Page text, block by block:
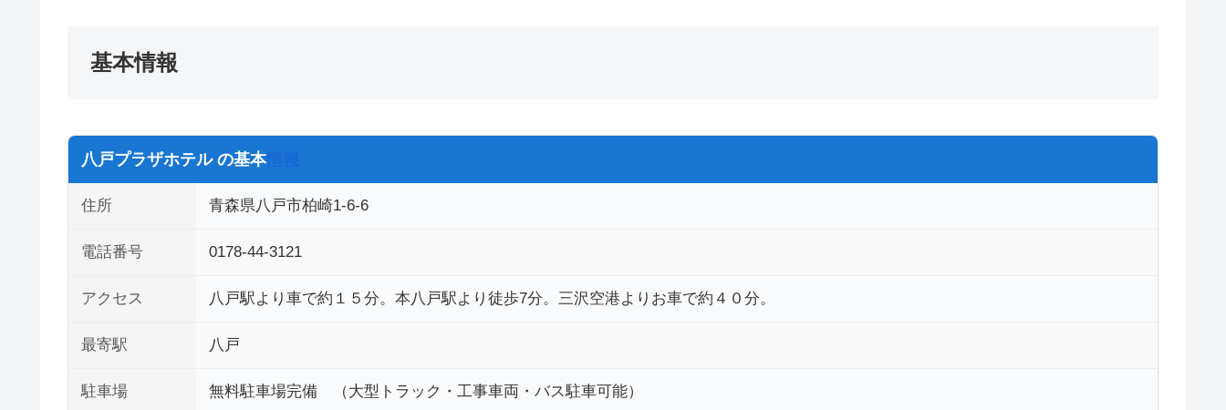
基本情報
八戸プラザホテル の基本情報
住所 青森県八戸市柏崎1-6-6
電話番号 0178-44-3121
アクセス 八戸駅より車で約１５分。本八戸駅より徒歩7分。三沢空港よりお車で約４０分。
最寄駅 八戸
駐車場 無料駐車場完備 （大型トラック・工事車両・バス駐車可能）